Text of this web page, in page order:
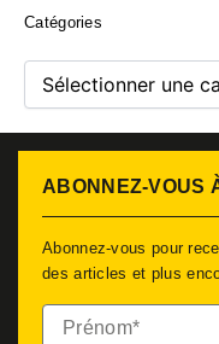
Catégories
Catégories
ABONNEZ-VOUS
Abonnez-vous pour
des articles et plus
Prénom*